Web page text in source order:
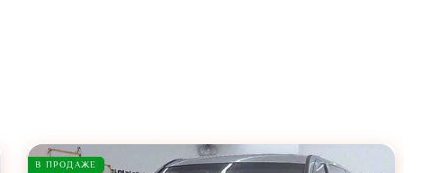
В ПРОДАЖЕ